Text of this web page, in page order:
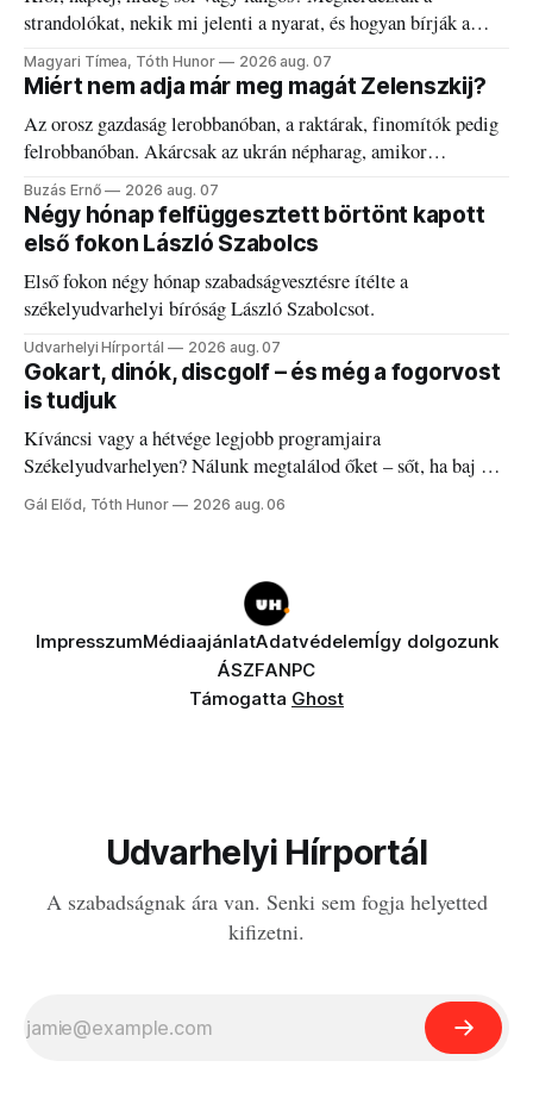
strandolókat, nekik mi jelenti a nyarat, és hogyan bírják a
kánikulát.
Magyari Tímea, Tóth Hunor 2026 aug. 07
Miért nem adja már meg magát Zelenszkij?
Az orosz gazdaság lerobbanóban, a raktárak, finomítók pedig
felrobbanóban. Akárcsak az ukrán népharag, amikor
elégedetlen vezetőivel.
Buzás Ernő 2026 aug. 07
Négy hónap felfüggesztett börtönt kapott
első fokon László Szabolcs
Első fokon négy hónap szabadságvesztésre ítélte a
székelyudvarhelyi bíróság László Szabolcsot.
Udvarhelyi Hírportál 2026 aug. 07
Gokart, dinók, discgolf – és még a fogorvost
is tudjuk
Kíváncsi vagy a hétvége legjobb programjaira
Székelyudvarhelyen? Nálunk megtalálod őket – sőt, ha baj van
a fogaddal, a fogorvosi ügyeletet is!
Gál Előd, Tóth Hunor 2026 aug. 06
ImpresszumMédiaajánlatAdatvédelemÍgy dolgozunk
ÁSZFANPC
Támogatta Ghost
Udvarhelyi Hírportál
A szabadságnak ára van. Senki sem fogja helyetted
kifizetni.